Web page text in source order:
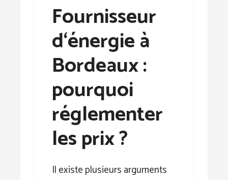
Fournisseur
d‘énergie à
Bordeaux :
pourquoi
réglementer
les prix ?
Il existe plusieurs arguments